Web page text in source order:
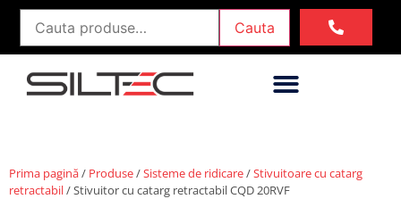
Cauta
Prima pagină/ Produse/Sisteme de ridicare/Stivuitoare cu catarg
retractabil/ Stivuitor cu catarg retractabil CQD 20RVF